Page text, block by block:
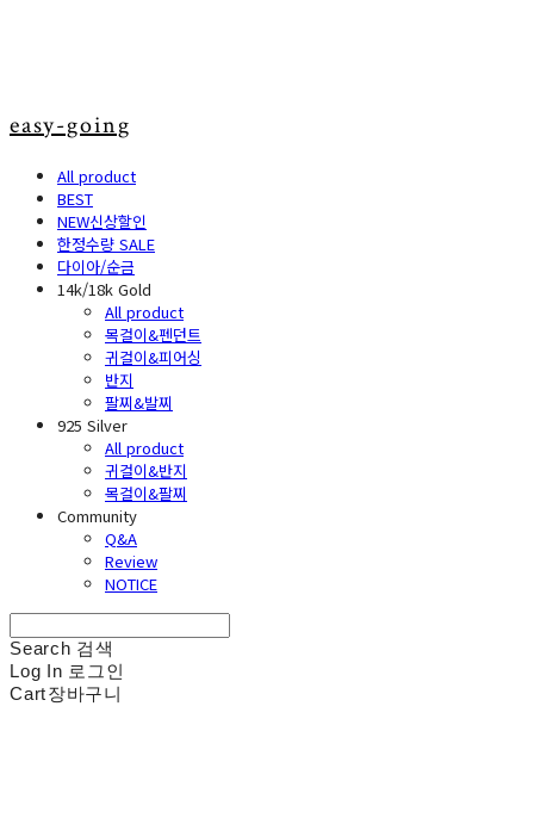
easy-going
All product
BEST
NEW신상할인
한정수량 SALE
다이아/순금
14k/18k Gold
All product
목걸이&펜던트
귀걸이&피어싱
반지
팔찌&발찌
925 Silver
All product
귀걸이&반지
목걸이&팔찌
Community
Q&A
Review
NOTICE
Search 검색
Log In 로그인
Cart장바구니